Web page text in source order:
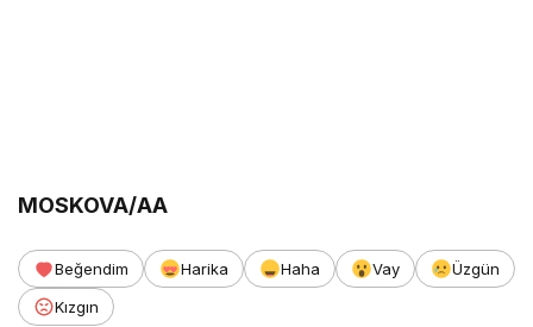
MOSKOVA/AA
Beğendim Harika Haha Vay
Üzgün
Kızgın